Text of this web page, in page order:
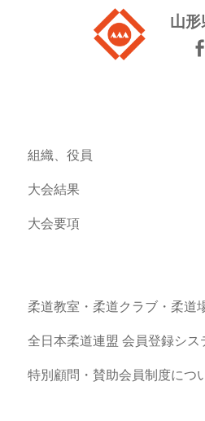
山
組織、役員
大会結果
大会要項
柔道教室・柔道クラブ・柔道
全日本柔道連盟 会員登録シス
特別顧問・賛助会員制度につ